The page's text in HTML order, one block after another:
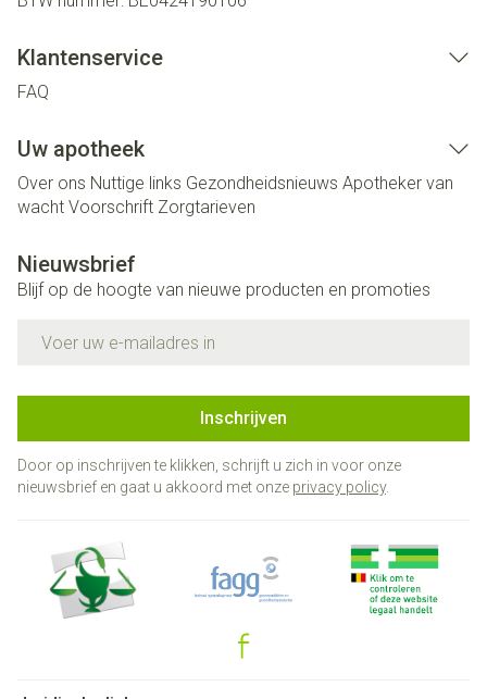
Klantenservice
FAQ
Uw apotheek
Over ons Nuttige links Gezondheidsnieuws Apotheker van
wacht Voorschrift Zorgtarieven
Nieuwsbrief
Blijf op de hoogte van nieuwe producten en promoties
Inschrijven
Door op inschrijven te klikken, schrijft u zich in voor onze
nieuwsbrief en gaat u akkoord met onze privacy policy.